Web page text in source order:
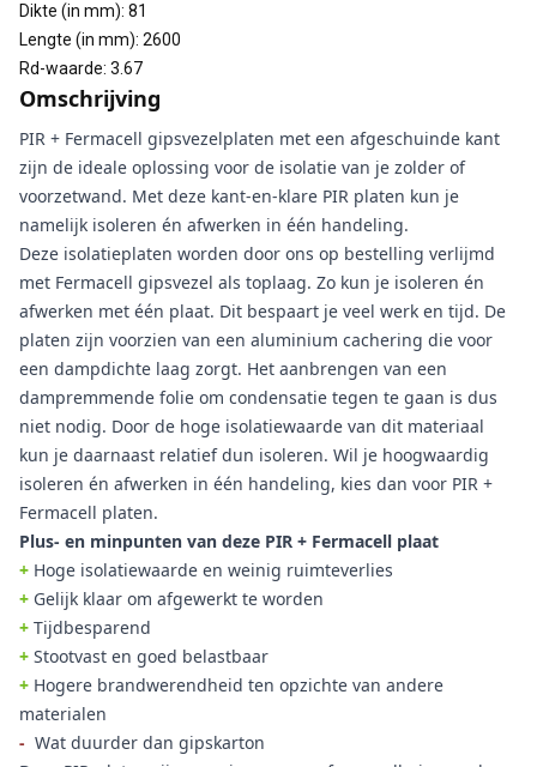
Dikte (in mm): 81
Lengte (in mm): 2600
Rd-waarde: 3.67
Omschrijving
PIR + Fermacell gipsvezelplaten met een afgeschuinde kant
zijn de ideale oplossing voor de isolatie van je zolder of
voorzetwand. Met deze kant-en-klare PIR platen kun je
namelijk isoleren én afwerken in één handeling.
Deze isolatieplaten worden door ons op bestelling verlijmd
met Fermacell gipsvezel als toplaag. Zo kun je isoleren én
afwerken met één plaat. Dit bespaart je veel werk en tijd. De
platen zijn voorzien van een aluminium cachering die voor
een dampdichte laag zorgt. Het aanbrengen van een
dampremmende folie om condensatie tegen te gaan is dus
niet nodig. Door de hoge isolatiewaarde van dit materiaal
kun je daarnaast relatief dun isoleren. Wil je hoogwaardig
isoleren én afwerken in één handeling, kies dan voor PIR +
Fermacell platen.
Plus- en minpunten van deze PIR + Fermacell plaat
+ Hoge isolatiewaarde en weinig ruimteverlies
+ Gelijk klaar om afgewerkt te worden
+ Tijdbesparend
+ Stootvast en goed belastbaar
+ Hogere brandwerendheid ten opzichte van andere
materialen
- Wat duurder dan gipskarton